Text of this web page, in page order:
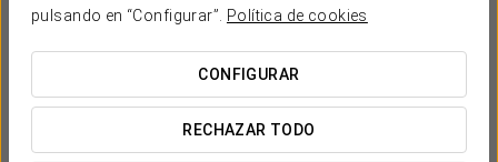
pulsando en “Configurar”.
Política de cookies
CONFIGURAR
RECHAZAR TODO
¿CUÁNDO QUIERES IR?